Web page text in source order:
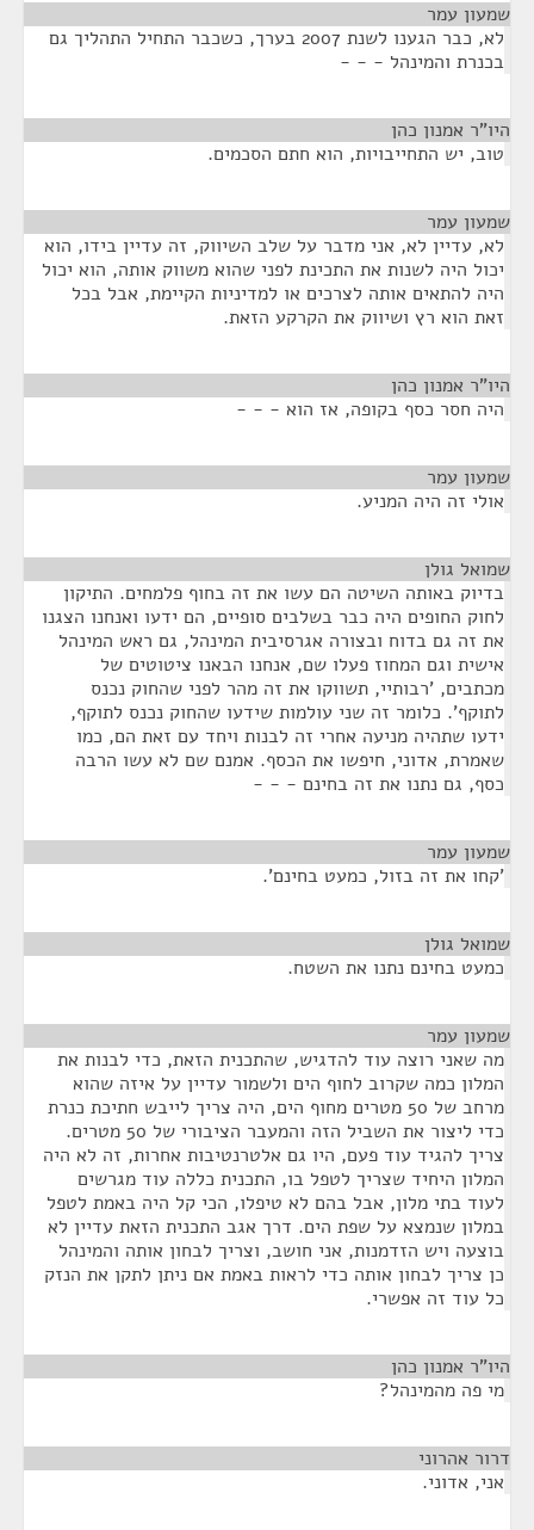
שמעון עמר
לא, כבר הגענו לשנת 2007 בערך, כשכבר התחיל התהליך גם
בכנרת והמינהל - - -
היו"ר אמנון כהן
טוב, יש התחייבויות, הוא חתם הסכמים.
שמעון עמר
לא, עדיין לא, אני מדבר על שלב השיווק, זה עדיין בידו, הוא
יכול היה לשנות את התכינת לפני שהוא משווק אותה, הוא יכול
היה להתאים אותה לצרכים או למדיניות הקיימת, אבל בכל
זאת הוא רץ ושיווק את הקרקע הזאת.
היו"ר אמנון כהן
היה חסר כסף בקופה, אז הוא - - -
שמעון עמר
אולי זה היה המניע.
שמואל גולן
בדיוק באותה השיטה הם עשו את זה בחוף פלמחים. התיקון
לחוק החופים היה כבר בשלבים סופיים, הם ידעו ואנחנו הצגנו
את זה גם בדוח ובצורה אגרסיבית המינהל, גם ראש המינהל
אישית וגם המחוז פעלו שם, אנחנו הבאנו ציטוטים של
מכתבים, 'רבותיי, תשווקו את זה מהר לפני שהחוק נכנס
לתוקף'. כלומר זה שני עולמות שידעו שהחוק נכנס לתוקף,
ידעו שתהיה מניעה אחרי זה לבנות ויחד עם זאת הם, כמו
שאמרת, אדוני, חיפשו את הכסף. אמנם שם לא עשו הרבה
כסף, גם נתנו את זה בחינם - - -
שמעון עמר
'קחו את זה בזול, כמעט בחינם'.
שמואל גולן
כמעט בחינם נתנו את השטח.
שמעון עמר
מה שאני רוצה עוד להדגיש, שהתכנית הזאת, כדי לבנות את
המלון כמה שקרוב לחוף הים ולשמור עדיין על איזה שהוא
מרחב של 50 מטרים מחוף הים, היה צריך לייבש חתיכת כנרת
כדי ליצור את השביל הזה והמעבר הציבורי של 50 מטרים.
צריך להגיד עוד פעם, היו גם אלטרנטיבות אחרות, זה לא היה
המלון היחיד שצריך לטפל בו, התכנית כללה עוד מגרשים
לעוד בתי מלון, אבל בהם לא טיפלו, הכי קל היה באמת לטפל
במלון שנמצא על שפת הים. דרך אגב התכנית הזאת עדיין לא
בוצעה ויש הזדמנות, אני חושב, וצריך לבחון אותה והמינהל
כן צריך לבחון אותה כדי לראות באמת אם ניתן לתקן את הנזק
כל עוד זה אפשרי.
היו"ר אמנון כהן
מי פה מהמינהל?
דרור אהרוני
אני, אדוני.